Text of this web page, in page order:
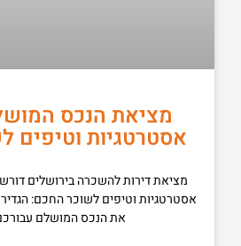
מציאת הנכס
אסטרטגיות וטיפים
מציאת דירות להשכרה בירושלים
אסטרטגיות וטיפים לשוכר החכם:
את הנכס המושלם